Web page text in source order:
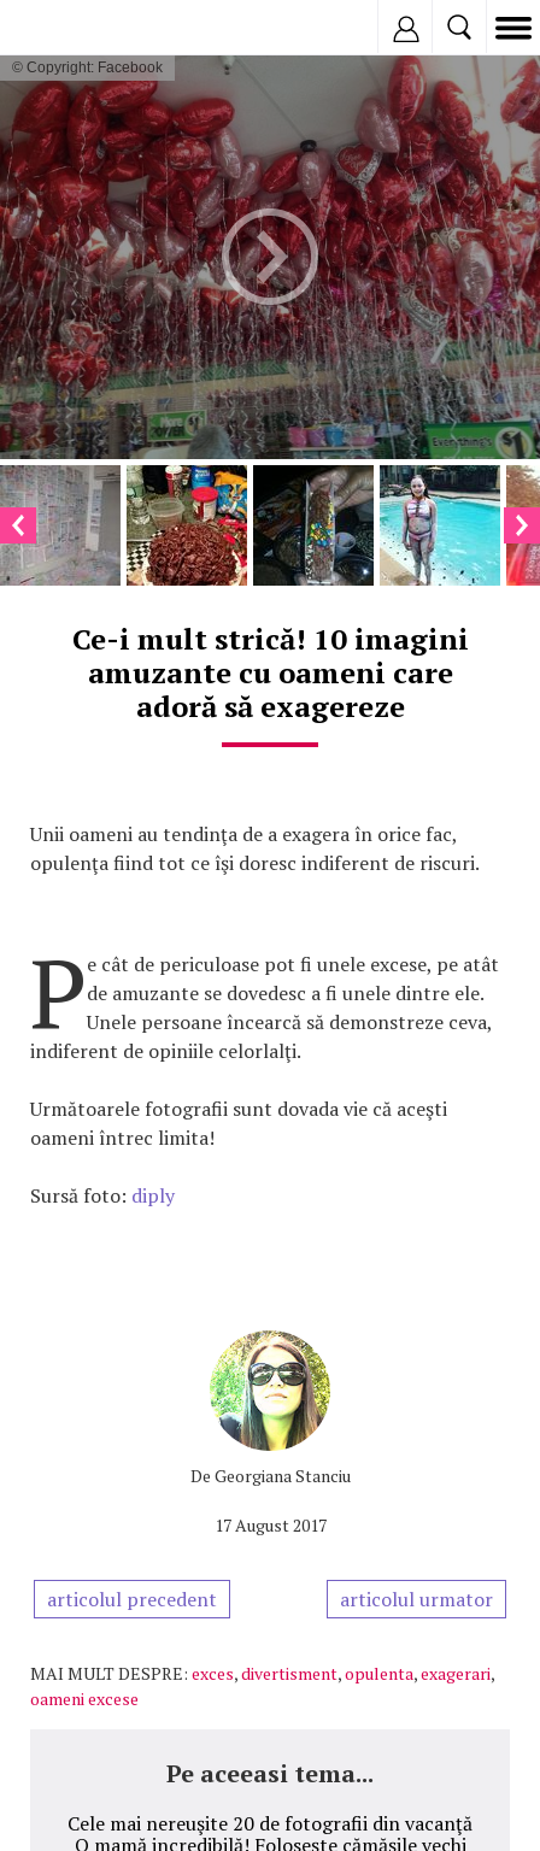
© Copyright: Facebook
Ce-i mult strică! 10 imagini
amuzante cu oameni care
adoră să exagereze
Unii oameni au tendinţa de a exagera în orice fac,
opulenţa fiind tot ce îşi doresc indiferent de riscuri.
Pe cât de periculoase pot fi unele excese, pe atât
de amuzante se dovedesc a fi unele dintre ele.
Unele persoane încearcă să demonstreze ceva,
indiferent de opiniile celorlalţi.
Următoarele fotografii sunt dovada vie că aceşti
oameni întrec limita!
Sursă foto: diply
De Georgiana Stanciu
17 August 2017
articolul precedent articolul urmator
MAI MULT DESPRE: exces,divertisment,opulenta,exagerari,
oameni excese
Pe aceeasi tema...
Cele mai nereuşite 20 de fotografii din vacanţă
O mamă incredibilă! Foloseşte cămăşile vechi